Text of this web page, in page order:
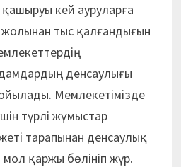
қашыруы кей ауруларға
жолынан тыс қалғандығын
денсаулығы
Мемлекетімізде
түрлі жұмыстар
тарапынан денсаулық
қаржы бөлініп жүр.